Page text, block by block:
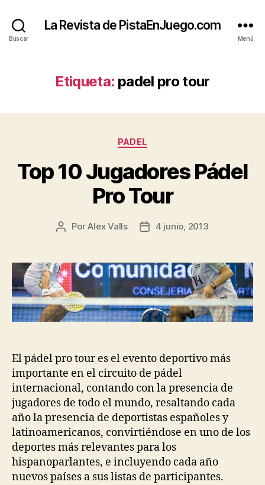
Buscar
La Revista de PistaEnJuego.com
Menú
Etiqueta: padel pro tour
Categorías
PADEL
Top 10 Jugadores Pádel
Pro Tour
Autor
entrada
PorAlex Valls
Fecha
entrada
4 junio, 2013
El pádel pro tour es el evento deportivo más
importante en el circuito de pádel
internacional, contando con la presencia de
jugadores de todo el mundo, resaltando cada
año la presencia de deportistas españoles y
latinoamericanos, convirtiéndose en uno de los
deportes más relevantes para los
hispanoparlantes, e incluyendo cada año
nuevos países a sus listas de participantes.